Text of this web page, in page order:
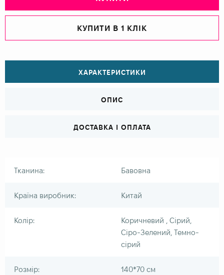
КУПИТИ В 1 КЛІК
ХАРАКТЕРИСТИКИ
ОПИС
ДОСТАВКА І ОПЛАТА
Тканина: Бавовна
Країна виробник: Китай
Колір:
Коричневий , Сірий,
Сіро-Зелений, Темно-
сірий
Розмір: 140*70 см